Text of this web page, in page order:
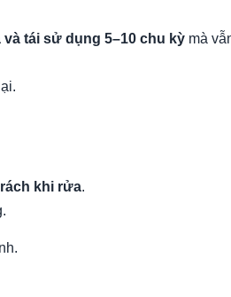
và tái sử dụng 5–10 chu kỳ mà
khi rửa.